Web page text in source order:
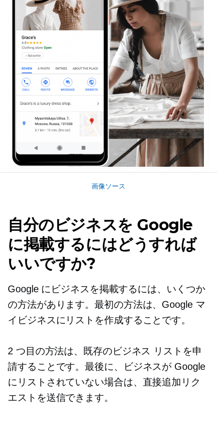
画像ソース
自分のビジネスを Google
に掲載するにはどうすれば
いいですか?
Google にビジネスを掲載するには、いくつか
の方法があります。最初の方法は、Google マ
イビジネスにリストを作成することです。
2 つ目の方法は、既存のビジネス リストを申
請することです。最後に、ビジネスが Google
にリストされていない場合は、直接追加リク
エストを送信できます。